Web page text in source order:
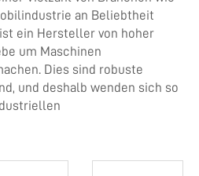
an Beliebtheit
ein Hersteller von hoher
um Maschinen
Dies sind robuste
und deshalb wenden sich so